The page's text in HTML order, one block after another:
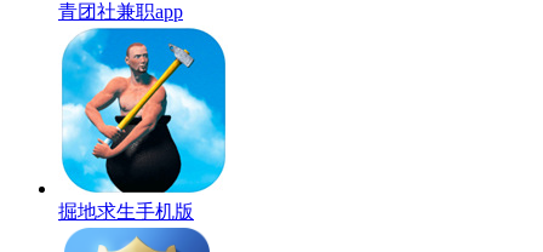
青团社兼职app
掘地求生手机版